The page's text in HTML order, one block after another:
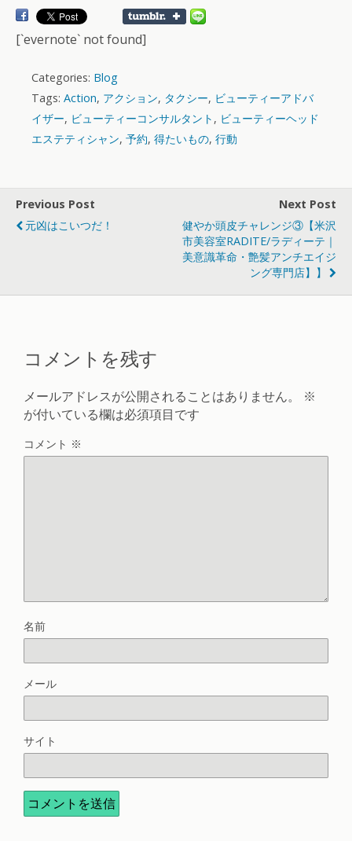
[`evernote` not found]
Categories: Blog
Tags: Action, アクション, タクシー, ビューティーアドバ
イザー, ビューティーコンサルタント , ビューティーヘッド
エステティシャン, 予約, 得たいもの, 行動
Previous Post
元凶はこいつだ！
Next Post
健やか頭皮チャレンジ③【米沢
市美容室RADITE/ラディーテ｜
美意識革命・艶髪アンチエイジ
ング専門店】】
コメントを残す
メールアドレスが公開されることはありません。
※
が付いている欄は必須項目です
コメント ※
名前
メール
サイト